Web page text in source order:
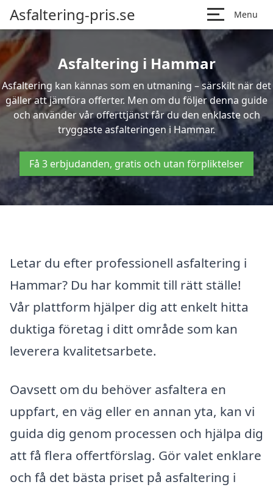
Asfaltering-pris.se Menu
Asfaltering i Hammar
Asfaltering kan kännas som en utmaning – särskilt när det
gäller att jämföra offerter. Men om du följer denna guide
och använder vår offerttjänst får du den enklaste och
tryggaste asfalteringen i Hammar.
Få 3 erbjudanden, gratis och utan förpliktelser
Letar du efter professionell asfaltering i
Hammar? Du har kommit till rätt ställe!
Vår plattform hjälper dig att enkelt hitta
duktiga företag i ditt område som kan
leverera kvalitetsarbete.
Oavsett om du behöver asfaltera en
uppfart, en väg eller en annan yta, kan vi
guida dig genom processen och hjälpa dig
att få flera offertförslag. Gör valet enklare
och få det bästa priset på asfaltering i